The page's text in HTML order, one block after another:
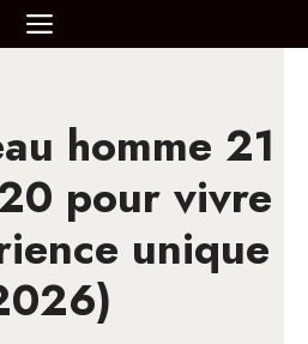
MENU
homme 21
pour vivre
unique